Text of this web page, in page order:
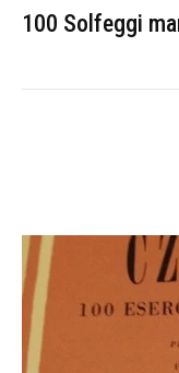
100 Solfeggi